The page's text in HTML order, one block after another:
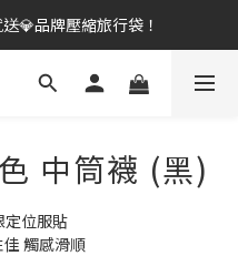
$149起】✨立即下單！
💎品牌壓縮旅行袋！
品牌質感杯袋！
中筒襪 (黑)
定位服貼
觸感滑順